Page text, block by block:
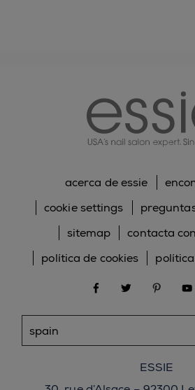
acerca de essie
cookie settings
sitemap
contacta
política de cookies
facebooktwitter
ESSIE